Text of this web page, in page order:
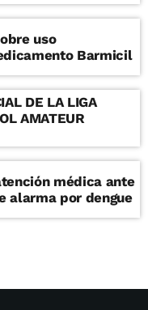
uso
Barmicil
DE LA LIGA
AMATEUR
médica ante
alarma por dengue